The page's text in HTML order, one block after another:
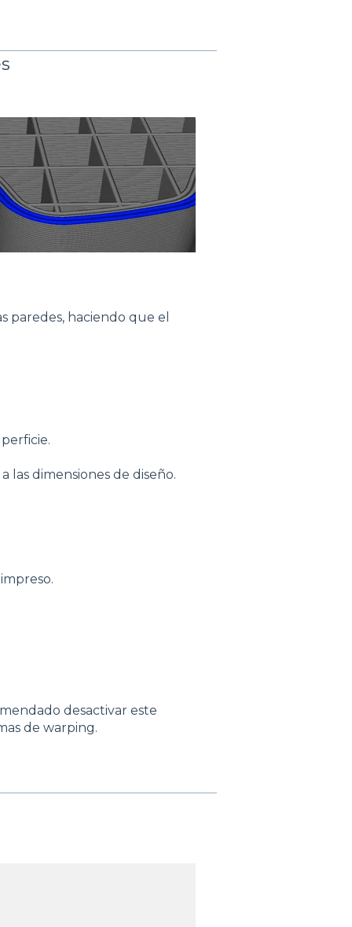
paredes, haciendo que el
las dimensiones de diseño.
desactivar este
de warping.